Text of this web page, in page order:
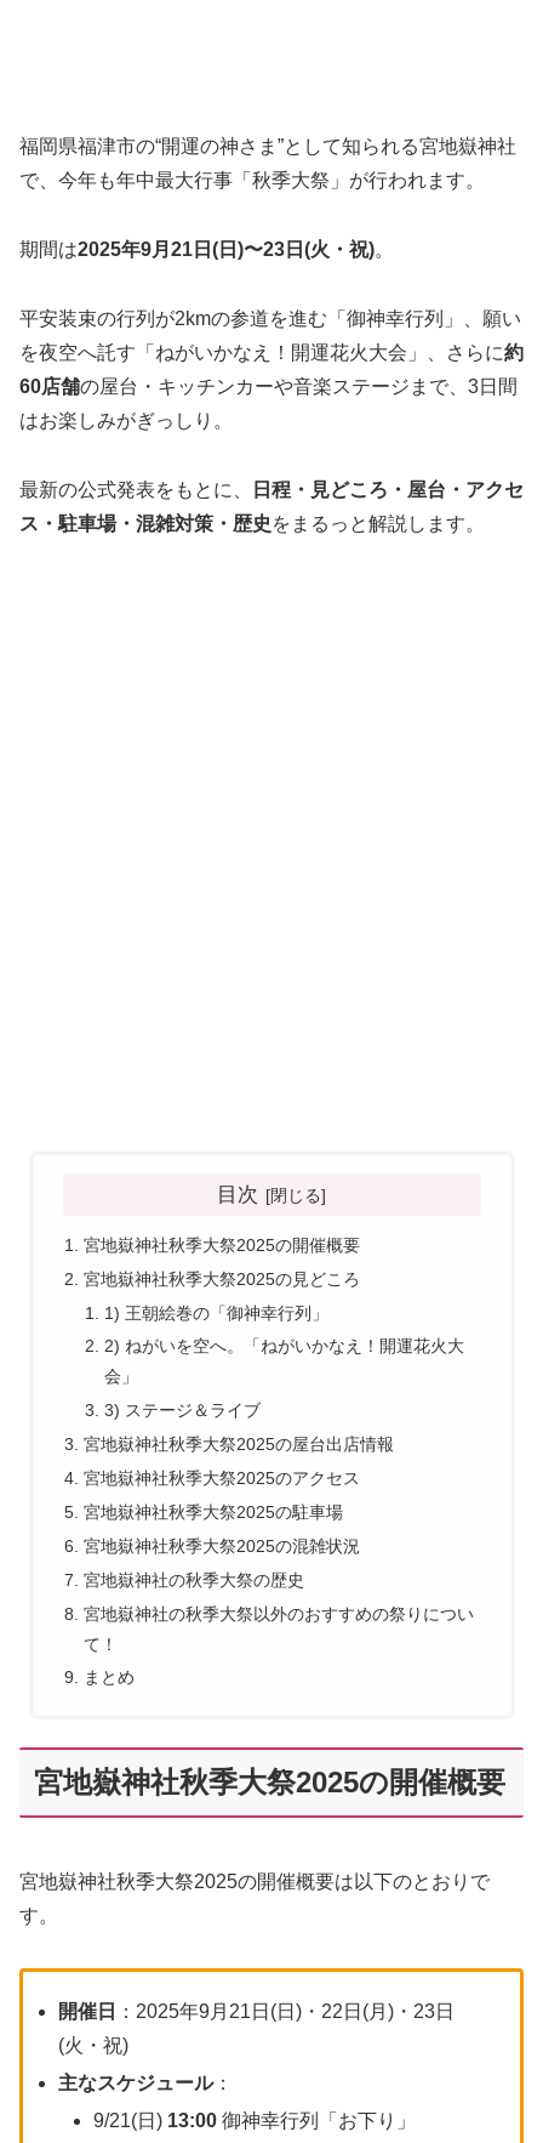
福岡県福津市の“開運の神さま”として知られる宮地嶽神社
で、今年も年中最大行事「秋季大祭」が行われます。
期間は2025年9月21日(日)〜23日(火・祝)。
平安装束の行列が2kmの参道を進む「御神幸行列」、願い
を夜空へ託す「ねがいかなえ！開運花火大会」、さらに約
60店舗の屋台・キッチンカーや音楽ステージまで、3日間
はお楽しみがぎっしり。
最新の公式発表をもとに、
日程・見どころ・屋台・アクセ
ス・駐車場・混雑対策・歴史 をまるっと解説します。
目次
宮地嶽神社秋季大祭2025の開催概要
宮地嶽神社秋季大祭2025の見どころ
1) 王朝絵巻の「御神幸行列」
2) ねがいを空へ。「ねがいかなえ！開運花火大
会」
3) ステージ＆ライブ
宮地嶽神社秋季大祭2025の屋台出店情報
宮地嶽神社秋季大祭2025のアクセス
宮地嶽神社秋季大祭2025の駐車場
宮地嶽神社秋季大祭2025の混雑状況
宮地嶽神社の秋季大祭の歴史
宮地嶽神社の秋季大祭以外のおすすめの祭りについ
て！
まとめ
宮地嶽神社秋季大祭2025の開催概要
宮地嶽神社秋季大祭2025の開催概要は以下のとおりで
す。
開催日
：2025年9月21日(日)・22日(月)・23日
(火・祝)
主なスケジュール：
9/21(日) 13:00 御神幸行列「お下り」